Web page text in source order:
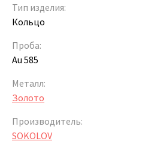
Тип изделия:
Кольцо
Проба:
Au 585
Металл:
Золото
Производитель:
SOKOLOV